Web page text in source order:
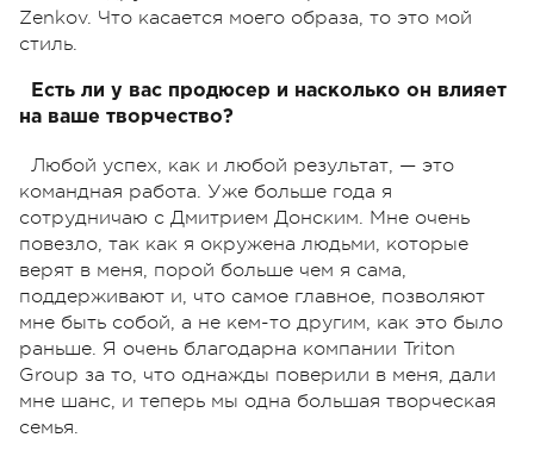
Zenkov. Что касается моего образа, то это мой
стиль.
Есть ли у вас продюсер и насколько он влияет
на ваше творчество?
Любой успех, как и любой результат, — это
командная работа. Уже больше года я
сотрудничаю с Дмитрием Донским. Мне очень
повезло, так как я окружена людьми, которые
верят в меня, порой больше чем я сама,
поддерживают и, что самое главное, позволяют
мне быть собой, а не кем-то другим, как это было
раньше. Я очень благодарна компании Triton
Group за то, что однажды поверили в меня, дали
мне шанс, и теперь мы одна большая творческая
семья.